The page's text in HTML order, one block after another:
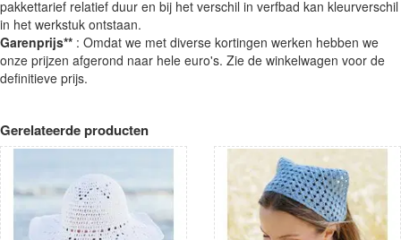
pakkettarief relatief duur en bij het verschil in verfbad kan kleurverschil
in het werkstuk ontstaan.
Garenprijs** : Omdat we met diverse kortingen werken hebben we
onze prijzen afgerond naar hele euro's. Zie de winkelwagen voor de
definitieve prijs.
Gerelateerde producten